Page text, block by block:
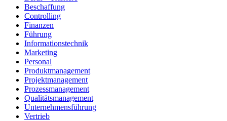
Beschaffung
Controlling
Finanzen
Führung
Informationstechnik
Marketing
Personal
Produktmanagement
Projektmanagement
Prozessmanagement
Qualitätsmanagement
Unternehmensführung
Vertrieb